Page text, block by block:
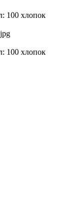
100 хлопок
100 хлопок